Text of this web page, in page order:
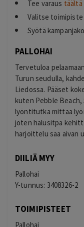
Tee varaus täältä
Valitse toimipiste
Syötä
PALLOHAI
Tervetuloa
Turun seudulla,
Liedossa. Pääset
kuten Pebble Beach,
lyöntitutka mittaa
joten halusitpa
harjoittelu saa aivan
DIILIÄ MYY
Pallohai
Y-tunnus: 3408326-2
TOIMIPISTEET
Pallohai